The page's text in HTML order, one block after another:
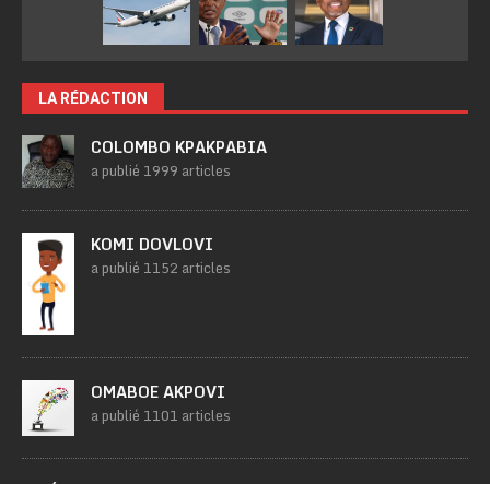
LA RÉDACTION
COLOMBO KPAKPABIA
a publié 1999 articles
KOMI DOVLOVI
a publié 1152 articles
OMABOE AKPOVI
a publié 1101 articles